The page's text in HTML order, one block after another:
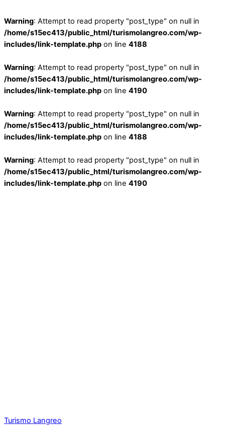
Warning: Attempt to read property "post_type" on null in
/home/s15ec413/public_html/turismolangreo.com/wp-
includes/link-template.php on line 4188
Warning: Attempt to read property "post_type" on null in
/home/s15ec413/public_html/turismolangreo.com/wp-
includes/link-template.php on line 4190
Warning: Attempt to read property "post_type" on null in
/home/s15ec413/public_html/turismolangreo.com/wp-
includes/link-template.php on line 4188
Warning: Attempt to read property "post_type" on null in
/home/s15ec413/public_html/turismolangreo.com/wp-
includes/link-template.php on line 4190
Turismo Langreo